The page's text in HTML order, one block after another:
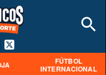
FÚTBOL
INTERNACIONAL